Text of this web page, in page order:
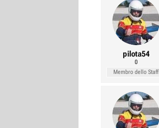
pilota54
0
Membro dello Staff